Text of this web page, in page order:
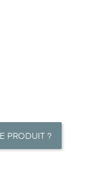
PRODUIT ?